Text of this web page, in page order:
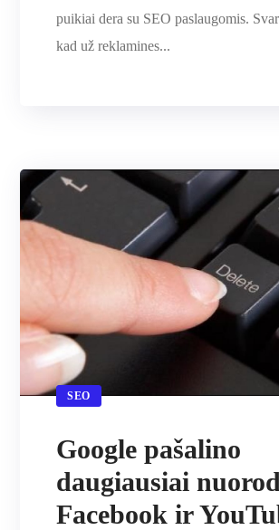
puikiai dera su SEO paslaugomis.
kad už reklamines...
SEO
Google pašalino
daugiausiai
Facebook ir